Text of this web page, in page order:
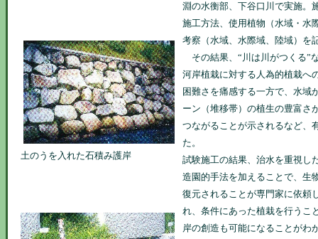
淵の水衡部、下谷口川で実施。
施工方法、使用植物（水域・水
考察（水域、水際域、陸域）を
その結果、“川は川がつくる”
河岸植栽に対する人為的植栽へ
困難さを痛感する一方で、水域
ーン（堆移帯）の植生の豊富さ
つながることが示されるなど、
た。
試験施工の結果、治水を重視し
造園的手法を加えることで、生
復元されることが専門家に依頼
れ、条件にあった植栽を行うこ
岸の創造も可能になることがわ
土のうを入れた石積み護岸